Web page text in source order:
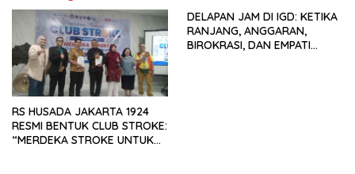
RS HUSADA JAKARTA 1924
RESMI BENTUK CLUB STROKE:
“MERDEKA STROKE UNTUK
DELAPAN JAM DI IGD: KETIKA
RANJANG, ANGGARAN,
BIROKRASI, DAN EMPATI